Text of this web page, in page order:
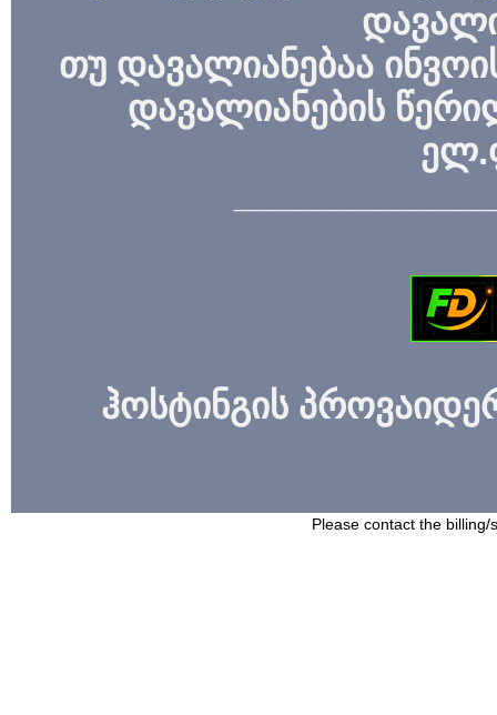
თუ დავალიანებაა
დავალიანების
ჰოსტინგის
Please contact the